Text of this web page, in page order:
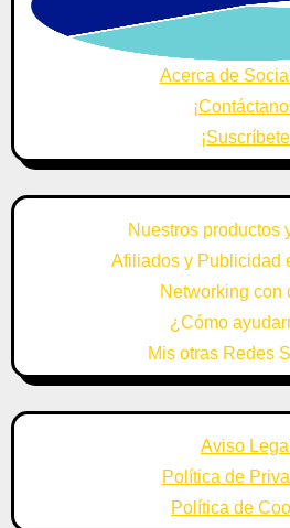
Acerca de
Nuestros productos
Afiliados y Publicidad
Networking con
¿Cómo
Mis otras Redes
Aviso Legal
Política de
Política de